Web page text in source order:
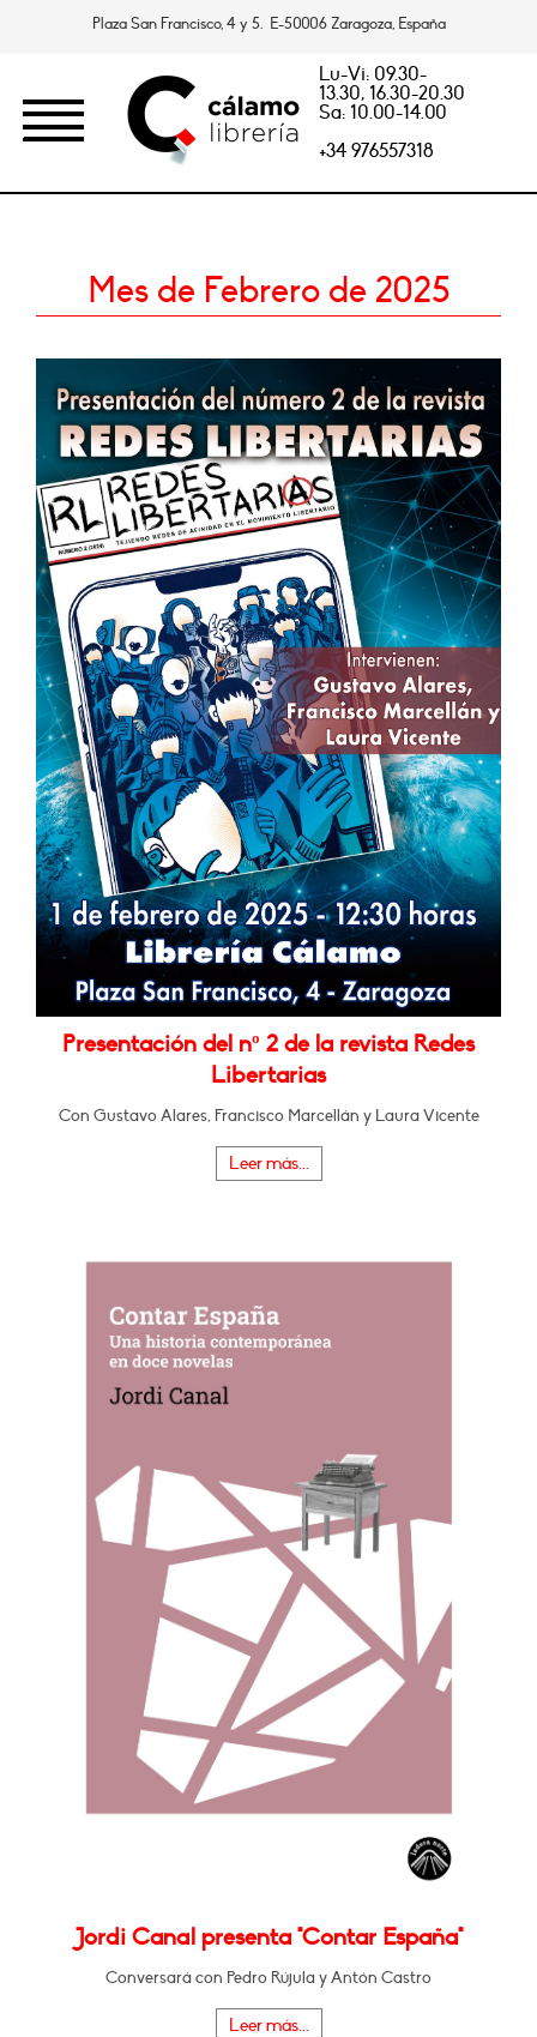
Plaza San Francisco, 4 y 5. E-50006 Zaragoza, España
Lu-Vi: 09.30-
13.30, 16.30-20.30
Sa: 10.00-14.00
+34 976557318
Mes de Febrero de 2025
Presentación del nº 2 de la revista Redes
Libertarias
Con Gustavo Alares, Francisco Marcellán y Laura Vicente
Leer más...
Jordi Canal presenta "Contar España"
Conversará con Pedro Rújula y Antón Castro
Leer más...